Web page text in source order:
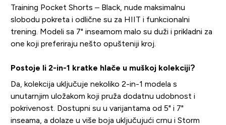
Training Pocket Shorts – Black, nude maksimalnu
slobodu pokreta i odlične su za HIIT i funkcionalni
trening. Modeli sa 7" inseamom malo su duži i prikladni za
one koji preferiraju nešto opušteniji kroj.
Postoje li 2-in-1 kratke hlače u muškoj kolekciji?
Da, kolekcija uključuje nekoliko 2-in-1 modela s
unutarnjim uložakom koji pruža dodatnu udobnost i
pokrivenost. Dostupni su u varijantama od 5" i 7"
inseama, a dolaze u više boja uključujući crnu i Storm